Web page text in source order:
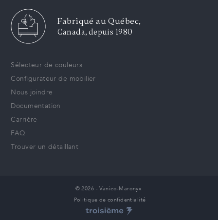
Fabriqué au Québec,
Canada, depuis 1980
Sélecteur de couleurs
Configurateur de mobilier
Nous joindre
Documentation
Carrière
FAQ
Trouver un détaillant
© 2026 - Vanico-Maronyx
Politique de confidentialité